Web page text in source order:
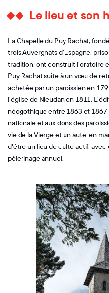
Le lieu et son
La Chapelle du Puy Rachat,
trois Auvergnats d'Espagne,
tradition, ont construit l'oratoire
Puy Rachat suite à un vœu de
achetée par un paroissien en
l'église de Nieudan en 1811.
néogothique entre 1863 et 1867
nationale et aux dons des
vie de la Vierge et un autel en
d'être un lieu de culte actif, avec
pèlerinage annuel.